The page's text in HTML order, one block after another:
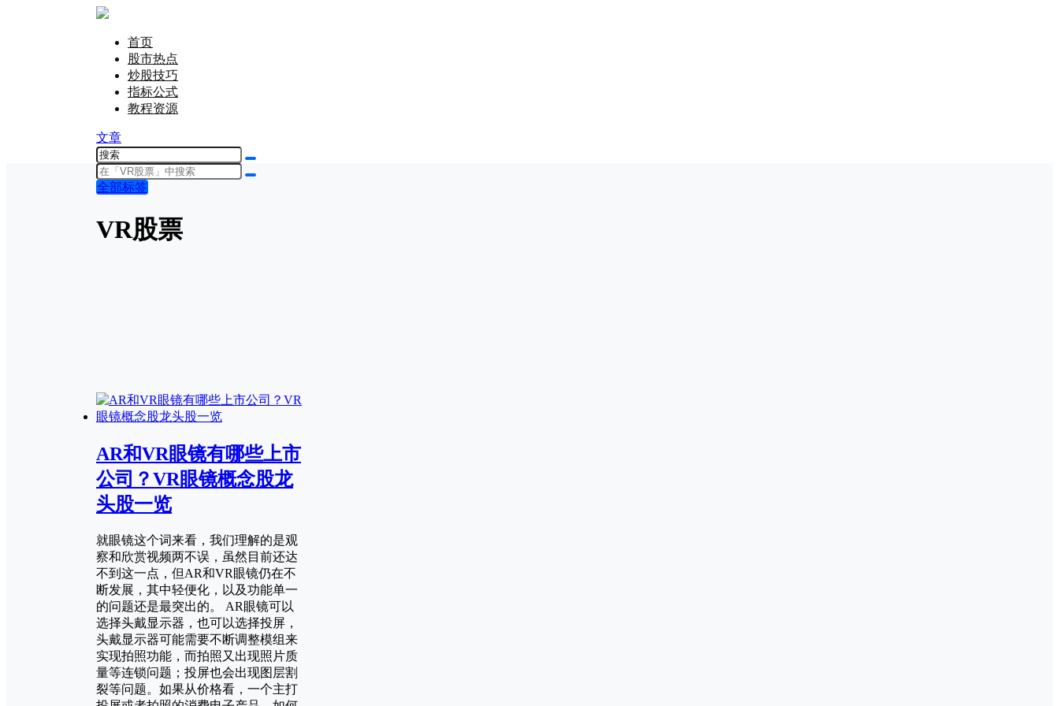
首页
股市热点
炒股技巧
指标公式
教程资源
文章
全部标签
VR股票
AR和VR眼镜有哪些上市
公司？VR眼镜概念股龙
头股一览
就眼镜这个词来看，我们理解的是观
察和欣赏视频两不误，虽然目前还达
不到这一点，但AR和VR眼镜仍在不
断发展，其中轻便化，以及功能单一
的问题还是最突出的。 AR眼镜可以
选择头戴显示器，也可以选择投屏，
头戴显示器可能需要不断调整模组来
实现拍照功能，而拍照又出现照片质
量等连锁问题；投屏也会出现图层割
裂等问题。如果从价格看，一个主打